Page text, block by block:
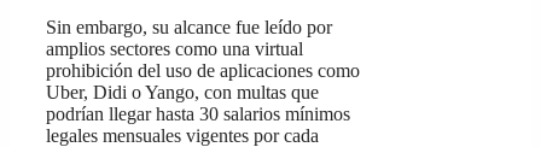
Sin embargo, su alcance fue leído por
amplios sectores como una virtual
prohibición del uso de aplicaciones como
Uber, Didi o Yango, con multas que
podrían llegar hasta 30 salarios mínimos
legales mensuales vigentes por cada